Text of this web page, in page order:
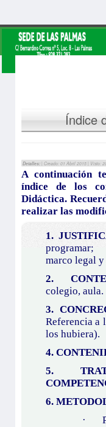
Índice
Detalles: | Creado: 01 Abril 2015 | Visto:
A continuación
índice de los
Didáctica.
realizar las
1.
programar;
marco legal
2.
colegio, aula.
3.
Referencia a
los hubiera).
4.
5.
6.
·